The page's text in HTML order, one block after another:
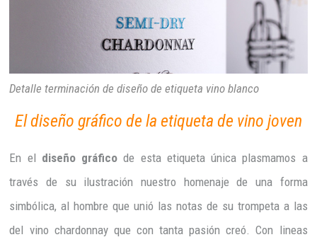
Detalle terminación de diseño de etiqueta vino blanco
El diseño gráfico de la etiqueta de vino joven
En el diseño gráfico de esta etiqueta única plasmamos a
través de su ilustración nuestro homenaje de una forma
simbólica, al hombre que unió las notas de su trompeta a las
del vino chardonnay que con tanta pasión creó. Con lineas